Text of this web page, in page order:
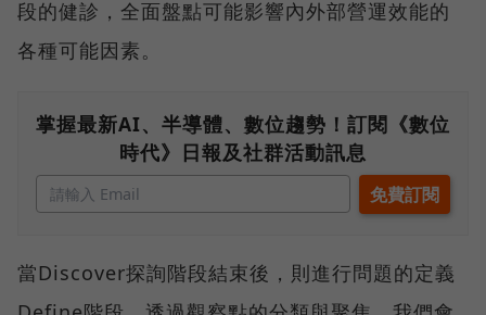
段的健診，全面盤點可能影響內外部營運效能的
各種可能因素。
掌握最新AI、半導體、數位趨勢！訂閱《數位
時代》日報及社群活動訊息
當Discover探詢階段結束後，則進行問題的定義